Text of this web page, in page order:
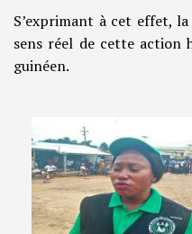
S’exprimant à cet effet,
sens réel de cette action
guinéen.